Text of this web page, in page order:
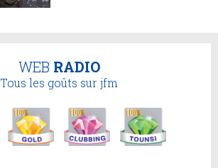
WEB RADIO
Tous les goûts sur jfm